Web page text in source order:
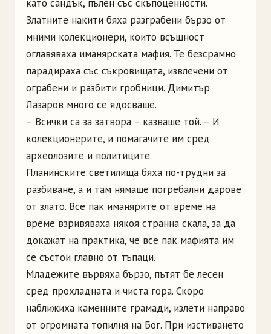
като сандък, пълен със скъпоценности.
Златните накити бяха разграбени бързо от
мними колекционери, които всъщност
оглавяваха иманярската мафия. Те безсрамно
парадираха със съкровищата, извлечени от
ограбени и разбити гробници. Димитър
Лазаров много се ядосваше.
– Всички са за затвора – казваше той. – И
колекционерите, и помагачите им сред
археолозите и политиците.
Планинските светилища бяха по-трудни за
разбиване, а и там нямаше погребални дарове
от злато. Все пак иманярите от време на
време взривяваха някоя странна скала, за да
докажат на практика, че все пак мафията им
се състои главно от тъпаци.
Младежите вървяха бързо, пътят бе лесен
сред прохладната и чиста гора. Скоро
наближиха каменните грамади, излети направо
от огромната топилня на Бог. При изстиването